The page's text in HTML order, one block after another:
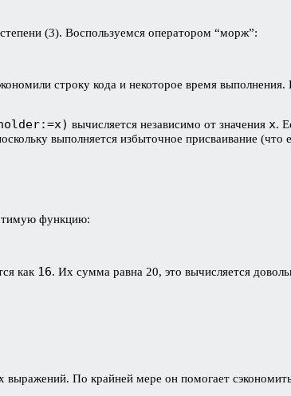
(3). Воспользуемся оператором “морж”:
строку кода и некоторое время
вычисляется независимо от значения x.
выполняется избыточное присваивание (что
функцию:
как 16. Их сумма равна 20, это вычисляется
По крайней мере он помогает